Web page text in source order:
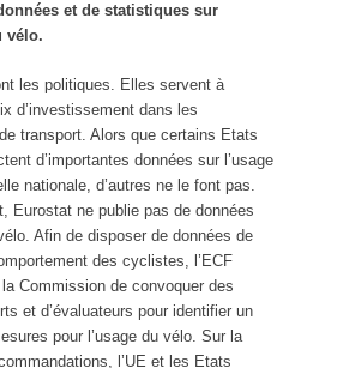
et de statistiques sur
vélo.
les politiques. Elles servent à
d’investissement dans les
transport. Alors que certains Etats
d’importantes données sur l’usage
nationale, d’autres ne le font pas.
Eurostat ne publie pas de données
Afin de disposer de données de
des cyclistes, l’ECF
Commission de convoquer des
et d’évaluateurs pour identifier un
pour l’usage du vélo. Sur la
l’UE et les Etats